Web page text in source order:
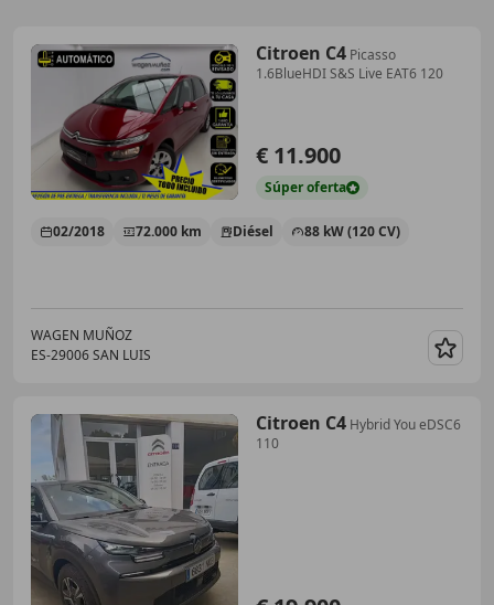
Citroen C4 Picasso
1.6BlueHDI S&S Live EAT6 120
€ 11.900
Súperoferta
02/2018 72.000 km Diésel 88 kW (120 CV)
WAGEN MUÑOZ
ES-29006 SAN LUIS
Citroen C4 Hybrid You eDSC6
110